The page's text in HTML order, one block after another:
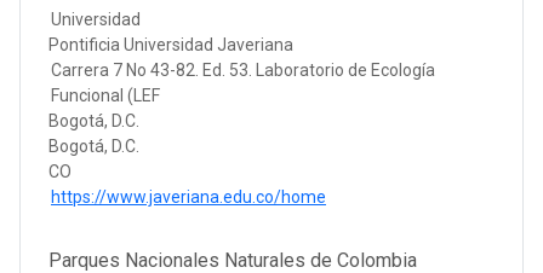
Universidad
Pontificia Universidad Javeriana
Carrera 7 No 43-82. Ed. 53. Laboratorio de Ecología
Funcional (LEF
Bogotá, D.C.
Bogotá, D.C.
CO
https://www.javeriana.edu.co/home
Parques Nacionales Naturales de Colombia